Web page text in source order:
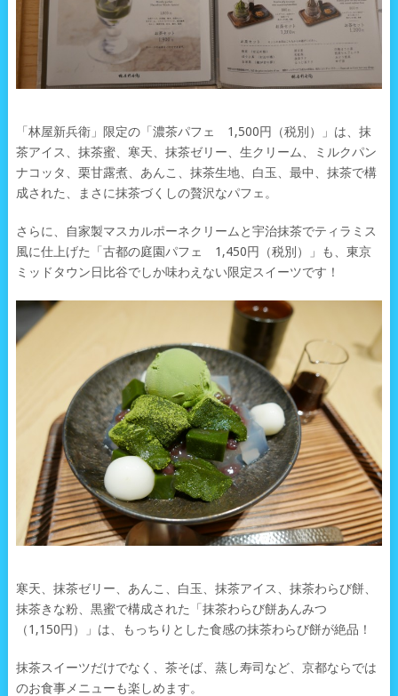
「林屋新兵衛」限定の「濃茶パフェ 1,500円（税別）」は、抹
茶アイス、抹茶蜜、寒天、抹茶ゼリー、生クリーム、ミルクパン
ナコッタ、栗甘露煮、あんこ、抹茶生地、白玉、最中、抹茶で構
成された、まさに抹茶づくしの贅沢なパフェ。
さらに、自家製マスカルポーネクリームと宇治抹茶でティラミス
風に仕上げた「古都の庭園パフェ 1,450円（税別）」も、東京
ミッドタウン日比谷でしか味わえない限定スイーツです！
寒天、抹茶ゼリー、あんこ、白玉、抹茶アイス、抹茶わらび餅、
抹茶きな粉、黒蜜で構成された「抹茶わらび餅あんみつ
（1,150円）」は、もっちりとした食感の抹茶わらび餅が絶品！
抹茶スイーツだけでなく、茶そば、蒸し寿司など、京都ならでは
のお食事メニューも楽しめます。